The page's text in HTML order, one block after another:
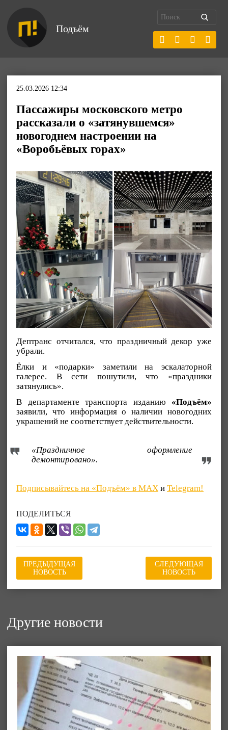
Подъём
25.03.2026 12:34
Пассажиры московского метро
рассказали о «затянувшемся»
новогоднем настроении на
«Воробьёвых горах»
Дептранс отчитался, что праздничный декор уже
убрали.
Ёлки и «подарки» заметили на эскалаторной
галерее. В сети пошутили, что «праздники
затянулись».
В департаменте транспорта изданию «Подъём»
заявили, что информация о наличии новогодних
украшений не соответствует действительности.
«Праздничное оформление
демонтировано».
Подписывайтесь на «Подъём» в MAX и Telegram!
ПОДЕЛИТЬСЯ
ПРЕДЫДУЩАЯ
НОВОСТЬ
СЛЕДУЮЩАЯ
НОВОСТЬ
Другие новости